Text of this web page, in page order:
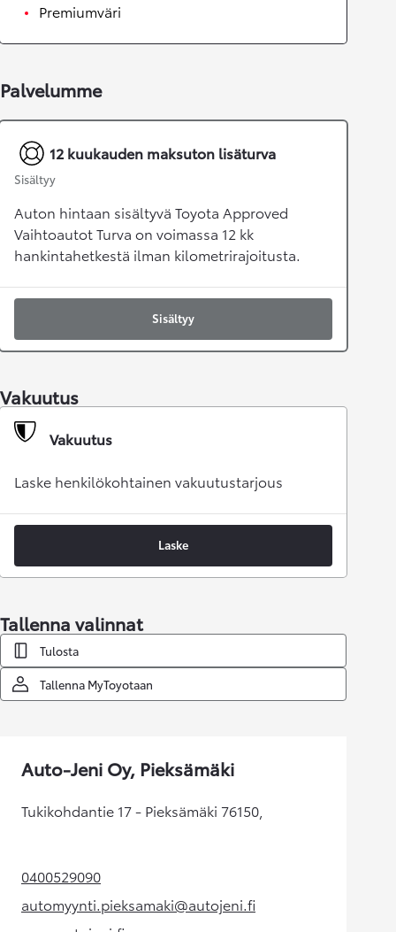
Premiumväri
Palvelumme
12 kuukauden maksuton lisäturva
Sisältyy
Auton hintaan sisältyvä Toyota Approved
Vaihtoautot Turva on voimassa 12 kk
hankintahetkestä ilman kilometrirajoitusta.
Sisältyy
Vakuutus
Vakuutus
Laske henkilökohtainen vakuutustarjous
Laske
Tallenna valinnat
Tulosta
Tallenna MyToyotaan
Auto-Jeni Oy, Pieksämäki
Tukikohdantie 17 - Pieksämäki 76150,
0400529090(Aukeaa uudessa välilehdessä)
automyynti.pieksamaki@autojeni.fi
(Aukeaa uudessa välilehdessä)